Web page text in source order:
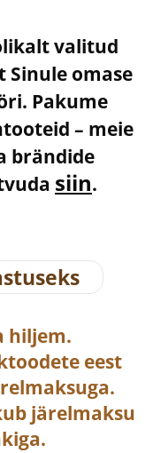
valitud
omase
Pakume
– meie
brändide
siin.
hiljem.
eest
.
järelmaksu